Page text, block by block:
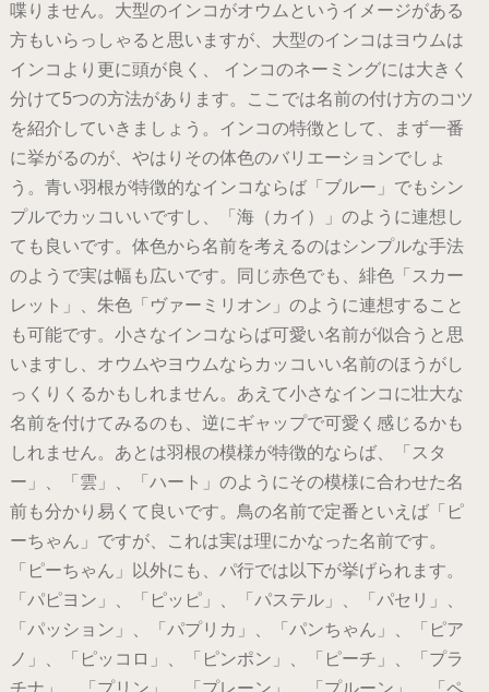
喋りません。大型のインコがオウムというイメージがある
方もいらっしゃると思いますが、大型のインコはヨウムは
インコより更に頭が良く、 インコのネーミングには大きく
分けて5つの方法があります。ここでは名前の付け方のコツ
を紹介していきましょう。インコの特徴として、まず一番
に挙がるのが、やはりその体色のバリエーションでしょ
う。青い羽根が特徴的なインコならば「ブルー」でもシン
プルでカッコいいですし、「海（カイ）」のように連想し
ても良いです。体色から名前を考えるのはシンプルな手法
のようで実は幅も広いです。同じ赤色でも、緋色「スカー
レット」、朱色「ヴァーミリオン」のように連想すること
も可能です。小さなインコならば可愛い名前が似合うと思
いますし、オウムやヨウムならカッコいい名前のほうがし
っくりくるかもしれません。あえて小さなインコに壮大な
名前を付けてみるのも、逆にギャップで可愛く感じるかも
しれません。あとは羽根の模様が特徴的ならば、「スタ
ー」、「雲」、「ハート」のようにその模様に合わせた名
前も分かり易くて良いです。鳥の名前で定番といえば「ピ
ーちゃん」ですが、これは実は理にかなった名前です。
「ピーちゃん」以外にも、パ行では以下が挙げられます。
「パピヨン」、「ピッピ」、「パステル」、「パセリ」、
「パッション」、「パプリカ」、「パンちゃん」、「ピア
ノ」、「ピッコロ」、「ピンポン」、「ピーチ」、「プラ